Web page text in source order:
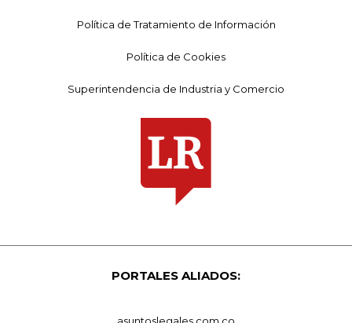
Política de Tratamiento de Información
Política de Cookies
Superintendencia de Industria y Comercio
PORTALES ALIADOS:
asuntoslegales.com.co